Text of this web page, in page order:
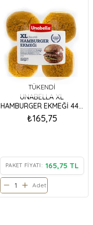
TÜKENDI
UNABELLA XL
HAMBURGER EKMEĞİ 440
GR
₺165,75
PAKET FIYATI: 165,75 TL
Adet